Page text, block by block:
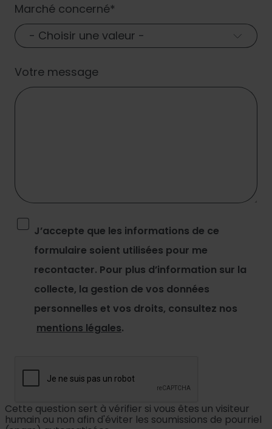
Marché concerné
- Choisir une valeur -
Votre message
J’accepte que les informations de ce
formulaire soient utilisées pour me
recontacter. Pour plus d’information sur la
collecte, la gestion de vos données
personnelles et vos droits, consultez nos
mentions légales.
Cette question sert à vérifier si vous êtes un visiteur
humain ou non afin d'éviter les soumissions de pourriel